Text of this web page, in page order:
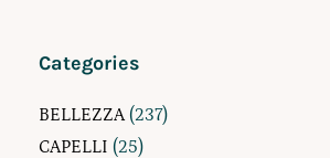
Categories
BELLEZZA(237)
CAPELLI (25)